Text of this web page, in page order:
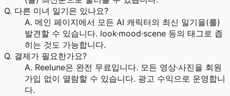
Q. 다른 미녀 일기은 있나요?
A. 메인 페이지에서 모든 AI 캐릭터의 최신 일기을(를)
발견할 수 있습니다. look·mood·scene 등의 태그로 좁
히는 것도 가능합니다.
Q. 결제가 필요한가요?
A. Reelune은 완전 무료입니다. 모든 영상·사진을 회원
가입 없이 열람할 수 있습니다. 광고 수익으로 운영합니
다.